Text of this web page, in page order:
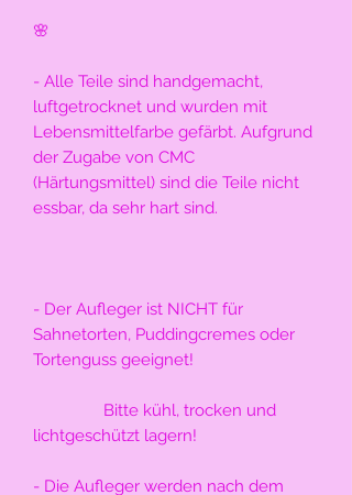
🌸
- Alle Teile sind handgemacht,
luftgetrocknet und wurden mit
Lebensmittelfarbe gefärbt. Aufgrund
der Zugabe von CMC
(Härtungsmittel) sind die Teile nicht
essbar, da sehr hart sind.
- Der Aufleger ist NICHT für
Sahnetorten, Puddingcremes oder
Tortenguss geeignet!
lichtgeschützt lagern!
- Die Aufleger werden nach dem